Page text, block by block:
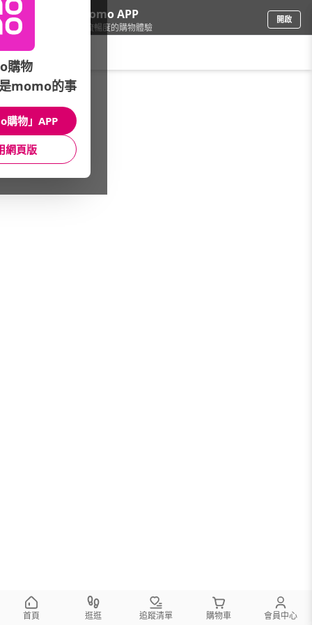
下載momo APP
給你3倍流暢度的購物體驗
開啟
寵物/寵物零食/保健
本館精選商品
館長推薦 月銷量
首頁 逛逛 追蹤清單 購物車 會員中心
購物
momo的事
購物」APP
網頁版